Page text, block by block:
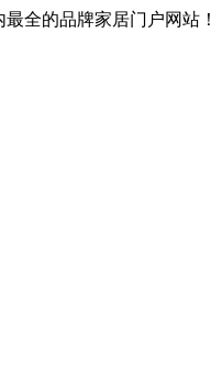
全的品牌家居门户网站！